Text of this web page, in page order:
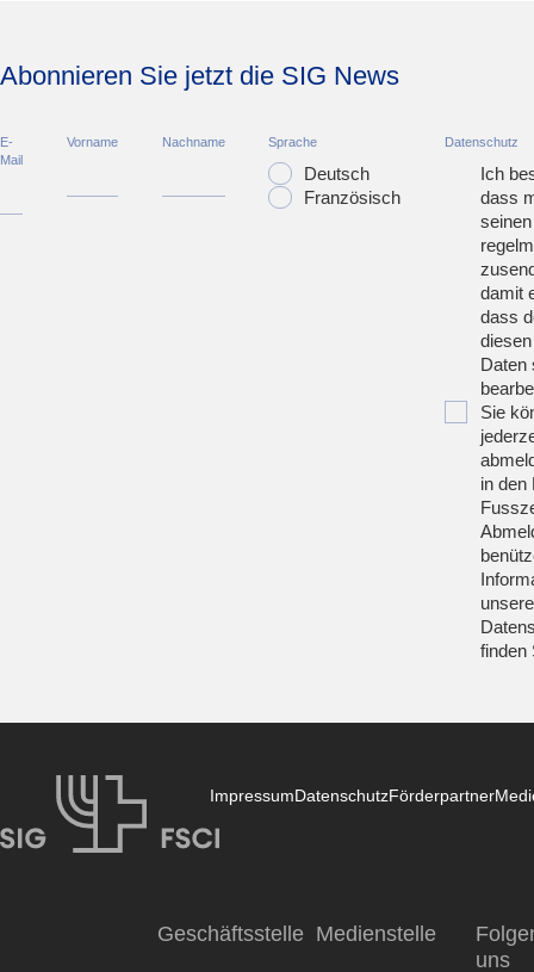
Abonnieren Sie jetzt die SIG News
E-
Mail
Vorname Nachname Sprache
Deutsch
Französisch
Datenschutz
Ich
dass
damit
dass
Daten
Sie
in den
finden
ImpressumDatenschutzFörderpartner
Geschäftsstelle Medienstelle
uns